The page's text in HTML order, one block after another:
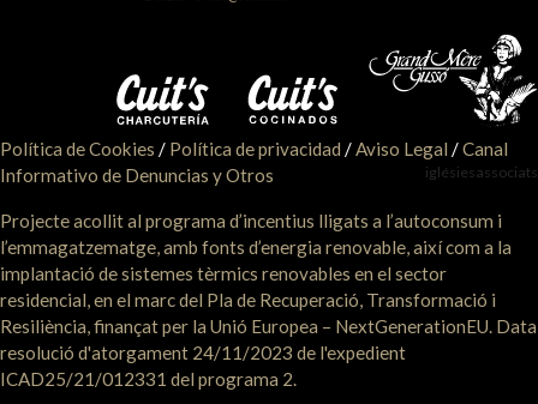
Política de Cookies / Política de privacidad /Aviso Legal /Canal
Informativo de Denuncias y Otros
iglésiesassociats
Projecte acollit al programa d’incentius lligats a l’autoconsum i
l’emmagatzematge, amb fonts d’energia renovable, així com a la
implantació de sistemes tèrmics renovables en el sector
residencial, en el marc del Pla de Recuperació, Transformació i
Resiliència, finançat per la Unió Europea – NextGenerationEU. Data
resolució d'atorgament 24/11/2023 de l'expedient
ICAD25/21/012331 del programa 2.